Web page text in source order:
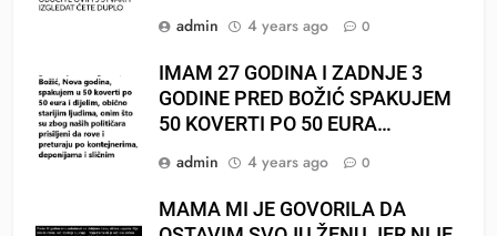
admin
4 years ago 0
IMAM 27 GODINA I ZADNJE 3
GODINE PRED BOŽIĆ SPAKUJEM
50 KOVERTI PO 50 EURA…
admin
4 years ago 0
MAMA MI JE GOVORILA DA